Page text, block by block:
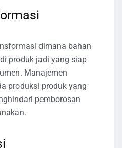
dimana bahan
produk jadi yang siap
Manajemen
produksi produk yang
pemborosan